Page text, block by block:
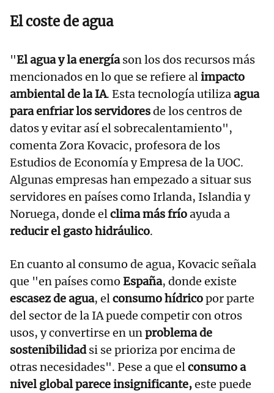
El coste de agua
"El agua y la energíason los dos recursos más
mencionados en lo que se refiere alimpacto
ambiental de la IA. Esta tecnología utilizaagua
para enfriar los servidoresde los centros de
datos y evitar así el sobrecalentamiento",
comenta Zora Kovacic, profesora de los
Estudios de Economía y Empresa de la UOC.
Algunas empresas han empezado a situar sus
servidores en países como Irlanda, Islandia y
Noruega, donde elclima más fríoayuda a
reducir el gasto hidráulico.
En cuanto al consumo de agua, Kovacic señala
que "en países como España, donde existe
escasez de agua, elconsumo hídricopor parte
del sector de la IA puede competir con otros
usos, y convertirse en unproblema de
sostenibilidadsi se prioriza por encima de
otras necesidades". Pese a que elconsumo a
nivel global parece insignificante,este puede